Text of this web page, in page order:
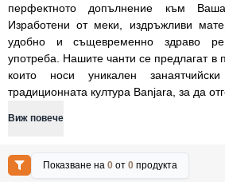
перфектното допълнение към
Изработени от меки, издръжливи
удобно и същевременно здраво
употреба. Нашите чанти се предлагат в
които носи уникален
традиционната култура Banjara, за да
Виж повече
Показване на0 от0 продукта